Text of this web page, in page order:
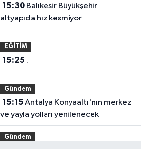
15:30Balıkesir Büyükşehir
altyapıda hız kesmiyor
EĞİTİM
15:25 .
Gündem
15:15
ve yayla yolları yenilenecek
Gündem